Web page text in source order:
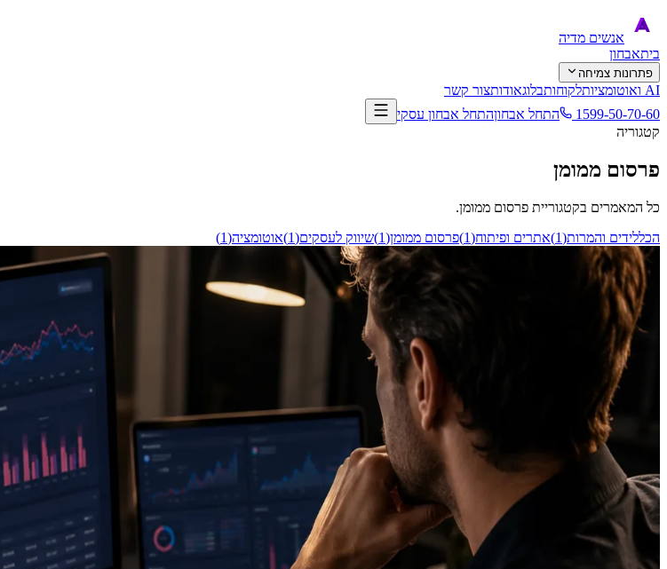
אנשים מדיה
ביתאבחון
פתרונות צמיחה
AI ואוטומציות לקוחותבלוגאודותצור קשר
1599-50-70-60
התחל אבחוןהתחל אבחון עסקי
קטגוריה
פרסום ממומן
כל המאמרים בקטגוריית פרסום ממומן.
הכללידים והמרות(
1
)אתרים ופיתוח(
1
)פרסום ממומן(
1
)שיווק לעסקים(
1
)אוטומציה(
1
)